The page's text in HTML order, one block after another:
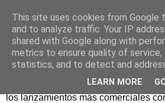
Críticas y reseñas de las principales
editadas en España. En Crítica de
los lanzamientos más comerciales
This site uses cookies from Google
and to analyze traffic. Your IP
shared with Google along with
metrics to ensure quality of service,
statistics, and to detect and
LEARN MORE